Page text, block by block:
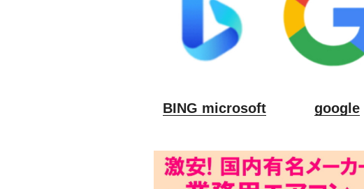
BING microsoft google